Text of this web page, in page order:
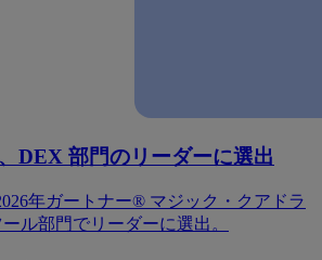
DEX 部門のリーダーに選出
年ガートナー® マジック・クアドラ
ル部門でリーダーに選出。